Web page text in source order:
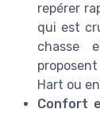
repérer
qui est
chasse
Hart ou
Confort